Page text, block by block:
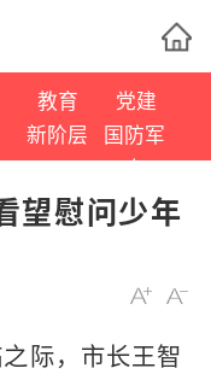
教育
党建
新阶层
国防军
事
望慰问少年
际，市长王智